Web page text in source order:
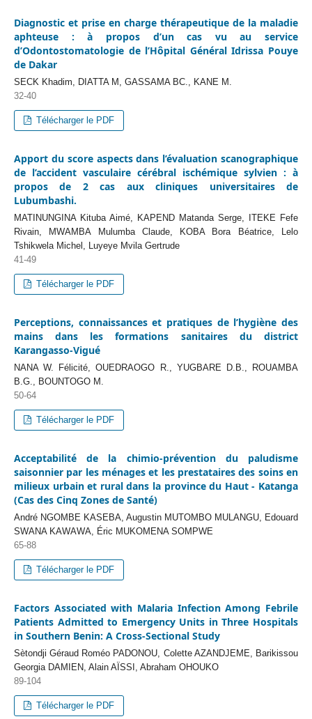
Diagnostic et prise en charge thérapeutique de la maladie
aphteuse : à propos d’un cas vu au service
d’Odontostomatologie de l’Hôpital Général Idrissa Pouye
de Dakar
SECK Khadim, DIATTA M, GASSAMA BC., KANE M.
32-40
Télécharger le PDF
Apport du score aspects dans l’évaluation scanographique
de l’accident vasculaire cérébral ischémique sylvien : à
propos de 2 cas aux cliniques universitaires de
Lubumbashi.
MATINUNGINA Kituba Aimé, KAPEND Matanda Serge, ITEKE Fefe
Rivain, MWAMBA Mulumba Claude, KOBA Bora Béatrice, Lelo
Tshikwela Michel, Luyeye Mvila Gertrude
41-49
Télécharger le PDF
Perceptions, connaissances et pratiques de l’hygiène des
mains dans les formations sanitaires du district
Karangasso-Vigué
NANA W. Félicité, OUEDRAOGO R., YUGBARE D.B., ROUAMBA
B.G., BOUNTOGO M.
50-64
Télécharger le PDF
Acceptabilité de la chimio-prévention du paludisme
saisonnier par les ménages et les prestataires des soins en
milieux urbain et rural dans la province du Haut - Katanga
(Cas des Cinq Zones de Santé)
André NGOMBE KASEBA, Augustin MUTOMBO MULANGU, Edouard
SWANA KAWAWA, Éric MUKOMENA SOMPWE
65-88
Télécharger le PDF
Factors Associated with Malaria Infection Among Febrile
Patients Admitted to Emergency Units in Three Hospitals
in Southern Benin: A Cross-Sectional Study
Sètondji Géraud Roméo PADONOU, Colette AZANDJEME, Barikissou
Georgia DAMIEN, Alain AÏSSI, Abraham OHOUKO
89-104
Télécharger le PDF